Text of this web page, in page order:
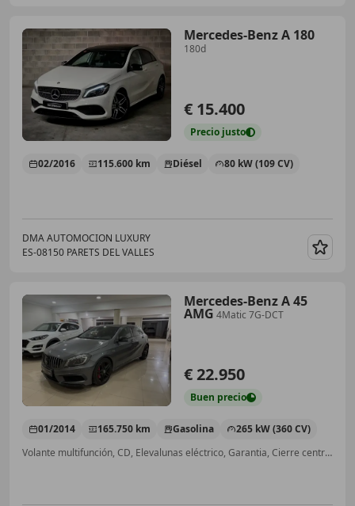
Mercedes-Benz A 180
180d
€ 15.400
Precio justo
02/2016 115.600 km Diésel 80 kW (109 CV)
DMA AUTOMOCION LUXURY
ES-08150 PARETS DEL VALLES
Mercedes-Benz A 45
AMG 4Matic 7G-DCT
€ 22.950
Buen precio
01/2014 165.750 km Gasolina
265 kW (360 CV)
Volante multifunción, CD, Elevalunas eléctrico, Garantia, Cierre centralizado, Airbag del conductor, Bluetooth